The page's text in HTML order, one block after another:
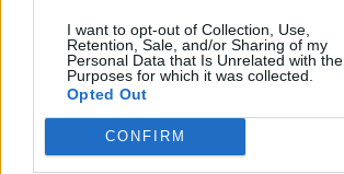
I want to opt-out of Collection, Use,
Retention, Sale, and/or Sharing of my
Personal Data that Is Unrelated with the
Purposes for which it was collected.
Opted Out
CONFIRM
Σμύρνης, η «μονομαχία» των δύο
το ιδιαίτερο ενδιαφέρον της.